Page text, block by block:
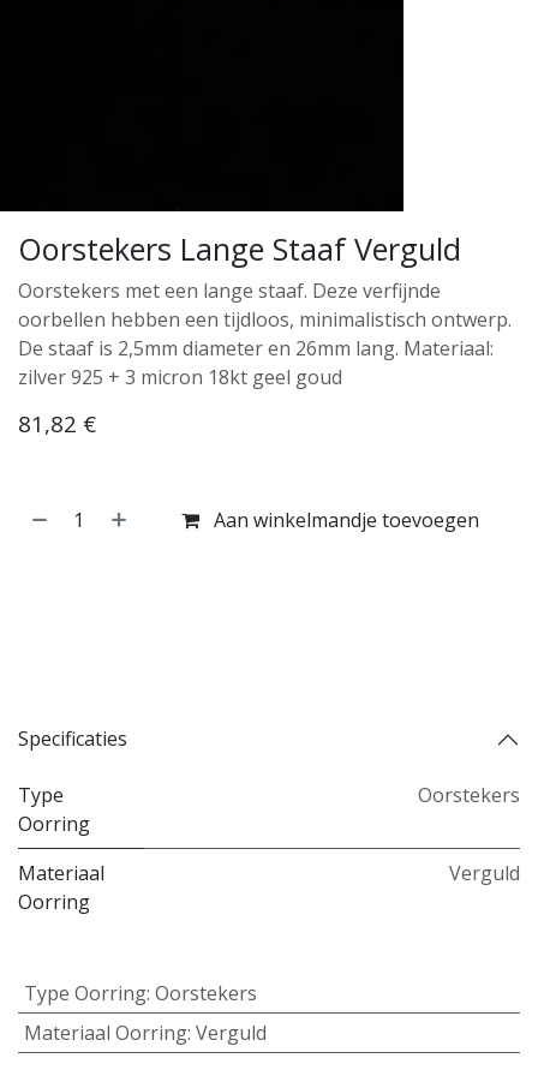
Oorstekers Lange Staaf Verguld
Oorstekers met een lange staaf. Deze verfijnde
oorbellen hebben een tijdloos, minimalistisch ontwerp.
De staaf is 2,5mm diameter en 26mm lang. Materiaal:
zilver 925 + 3 micron 18kt geel goud
81,82 €
Aan winkelmandje toevoegen
Specificaties
Type
Oorring
Oorstekers
Materiaal
Oorring
Verguld
Type Oorring: Oorstekers
Materiaal Oorring: Verguld